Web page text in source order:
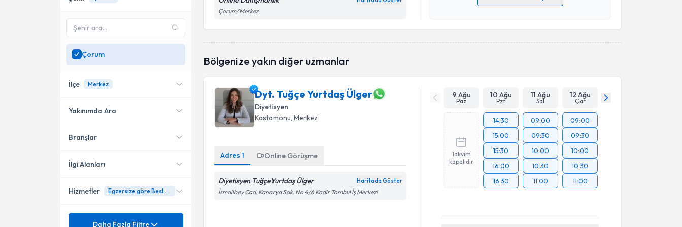
Çorum/Merkez
Kişisel verilerimin işlenmesine ilişkinAydınlatma Metni
işlenmesini kabul ediyorum.
Bölgenize yakın diğer uzmanlar
Dyt. Tuğçe Yurtdaş Ülger
Diyetisyen
Kastamonu, Merkez
Adres1 Online Görüşme
Diyetisyen TuğçeYurtdaş Ülger Haritada Göster
İsmailbey Cad. Kanarya Sok. No 4/6 Kadir Tombul İş Merkezi
9 Ağu
Paz
10 Ağu
Pzt
11 Ağu
Sal
12 Ağu
Çar
Takvim
kapalıdır
14:30
15:00
15:30
16:00
16:30
09:00
09:30
10:00
10:30
11:00
09:00
09:30
10:00
10:30
11:00
Çorum
İlçe Merkez
Merkez
Yakınımda Ara
Konumuma yakın uzmanları
Branşlar
Diyetisyen
İlgi Alanları
Adölesan Çağı Beslenme
Hizmetler Egzersize göre Beslenme Planı
Mezuniyet
Daha Fazla Filtre